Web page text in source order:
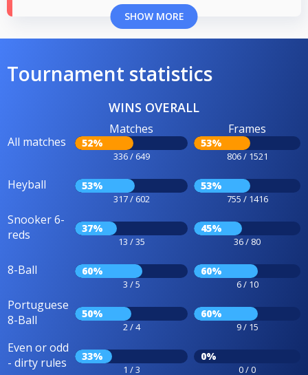
SHOW MORE
Tournament statistics
WINS OVERALL
All matches
Matches
52%
336 / 649
Frames
53%
806 / 1521
Heyball 53%
317 / 602
53%
755 / 1416
Snooker 6-
reds
37%
13 / 35
45%
36 / 80
8-Ball 60%
3 / 5
60%
6 / 10
Portuguese
8-Ball
50%
2 / 4
60%
9 / 15
Even or odd
- dirty rules
33%
1 / 3
0%
0 / 0